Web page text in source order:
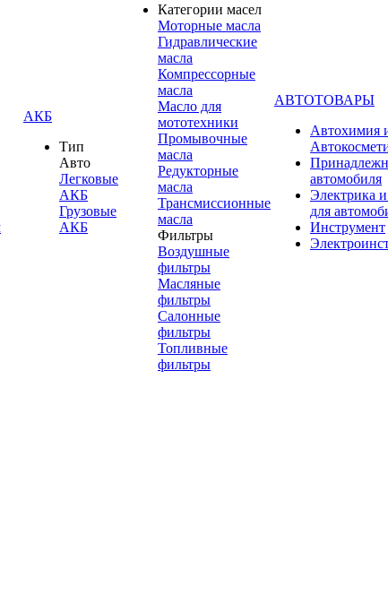
АКБ
Тип
Авто
Легковые
АКБ
Грузовые
АКБ
Категории масел
Моторные масла
Гидравлические
масла
Компрессорные
масла
Масло для
мототехники
Промывочные
масла
Редукторные
масла
Трансмиссионные
масла
Фильтры
Воздушные
фильтры
Масляные
фильтры
Салонные
фильтры
Топливные
фильтры
АВТОТОВАРЫ
Автохимия
автомобиля
Электрика
для
Инструмент